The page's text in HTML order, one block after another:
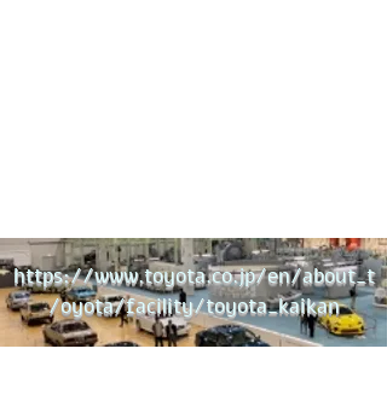
https://www.toyota.co.jp/en/about_t
oyota/facility/toyota_kaikan/